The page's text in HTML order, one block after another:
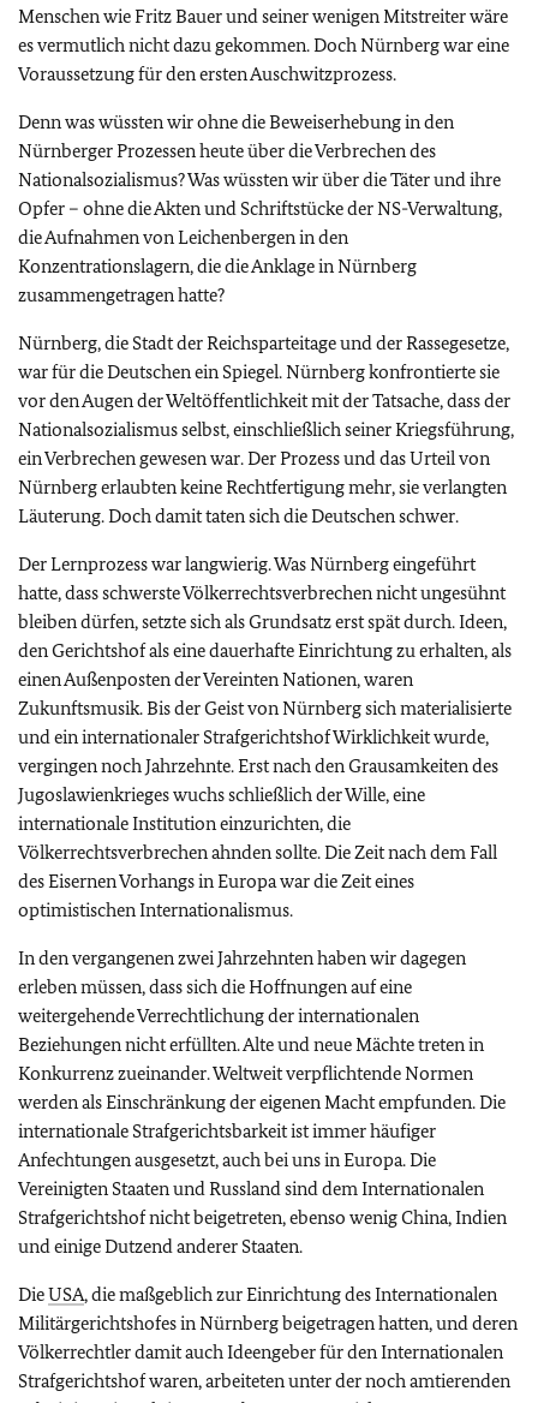
Menschen wie Fritz Bauer und seiner wenigen Mitstreiter wäre
es vermutlich nicht dazu gekommen. Doch Nürnberg war eine
Voraussetzung für den ersten Auschwitzprozess.
Denn was wüssten wir ohne die Beweiserhebung in den
Nürnberger Prozessen heute über die Verbrechen des
Nationalsozialismus? Was wüssten wir über die Täter und ihre
Opfer – ohne die Akten und Schriftstücke der NS-Verwaltung,
die Aufnahmen von Leichenbergen in den
Konzentrationslagern, die die Anklage in Nürnberg
zusammengetragen hatte?
Nürnberg, die Stadt der Reichsparteitage und der Rassegesetze,
war für die Deutschen ein Spiegel. Nürnberg konfrontierte sie
vor den Augen der Weltöffentlichkeit mit der Tatsache, dass der
Nationalsozialismus selbst, einschließlich seiner Kriegsführung,
ein Verbrechen gewesen war. Der Prozess und das Urteil von
Nürnberg erlaubten keine Rechtfertigung mehr, sie verlangten
Läuterung. Doch damit taten sich die Deutschen schwer.
Der Lernprozess war langwierig. Was Nürnberg eingeführt
hatte, dass schwerste Völkerrechtsverbrechen nicht ungesühnt
bleiben dürfen, setzte sich als Grundsatz erst spät durch. Ideen,
den Gerichtshof als eine dauerhafte Einrichtung zu erhalten, als
einen Außenposten der Vereinten Nationen, waren
Zukunftsmusik. Bis der Geist von Nürnberg sich materialisierte
und ein internationaler Strafgerichtshof Wirklichkeit wurde,
vergingen noch Jahrzehnte. Erst nach den Grausamkeiten des
Jugoslawienkrieges wuchs schließlich der Wille, eine
internationale Institution einzurichten, die
Völkerrechtsverbrechen ahnden sollte. Die Zeit nach dem Fall
des Eisernen Vorhangs in Europa war die Zeit eines
optimistischen Internationalismus.
In den vergangenen zwei Jahrzehnten haben wir dagegen
erleben müssen, dass sich die Hoffnungen auf eine
weitergehende Verrechtlichung der internationalen
Beziehungen nicht erfüllten. Alte und neue Mächte treten in
Konkurrenz zueinander. Weltweit verpflichtende Normen
werden als Einschränkung der eigenen Macht empfunden. Die
internationale Strafgerichtsbarkeit ist immer häufiger
Anfechtungen ausgesetzt, auch bei uns in Europa. Die
Vereinigten Staaten und Russland sind dem Internationalen
Strafgerichtshof nicht beigetreten, ebenso wenig China, Indien
und einige Dutzend anderer Staaten.
DieUSA, die maßgeblich zur Einrichtung des Internationalen
Militärgerichtshofes in Nürnberg beigetragen hatten, und deren
Völkerrechtler damit auch Ideengeber für den Internationalen
Strafgerichtshof waren, arbeiteten unter der noch amtierenden